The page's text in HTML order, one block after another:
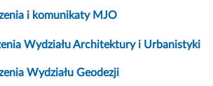
i komunikaty MJO
Wydziału Architektury i Urbanistyki
Wydziału Geodezji